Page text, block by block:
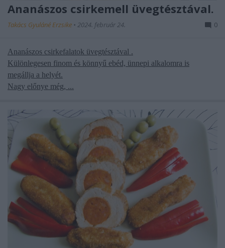
Ananászos csirkemell üvegtésztával.
Takács Gyuláné Erzsike • 2024. február 24. 0
Ananászos csirkefalatok üvegtésztával .
Különlegesen finom és könnyű ebéd, ünnepi alkalomra is
megállja a helyét.
Nagy előnye még, ...